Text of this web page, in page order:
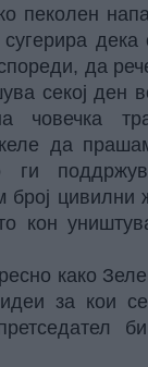
пеколен
сугерира
да
секој ден
да
ги
број цивилни
кон
како
за кои